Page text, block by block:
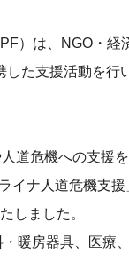
）は、NGO・
た支援活動を
道危機への支援
イナ人道危機支
しました。
暖房器具、医療